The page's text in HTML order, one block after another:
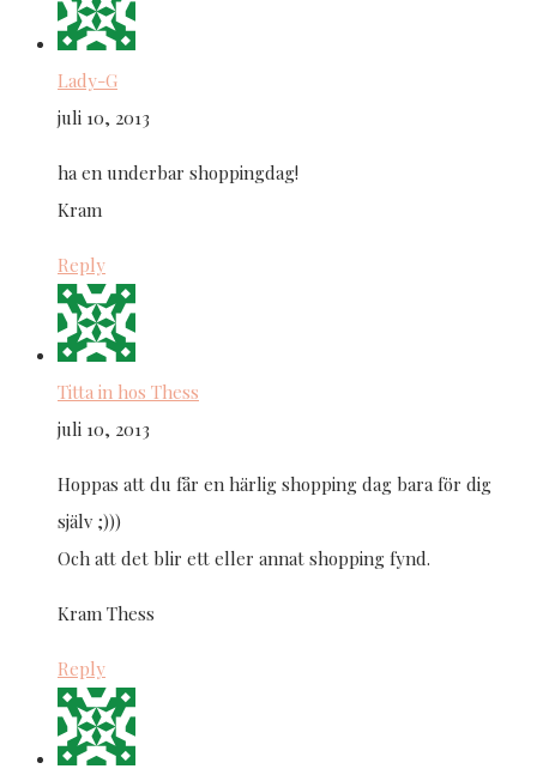
Lady-G
juli 10, 2013
ha en underbar shoppingdag!
Kram
Reply
Titta in hos Thess
juli 10, 2013
Hoppas att du får en härlig shopping dag bara för dig
själv ;)))
Och att det blir ett eller annat shopping fynd.
Kram Thess
Reply